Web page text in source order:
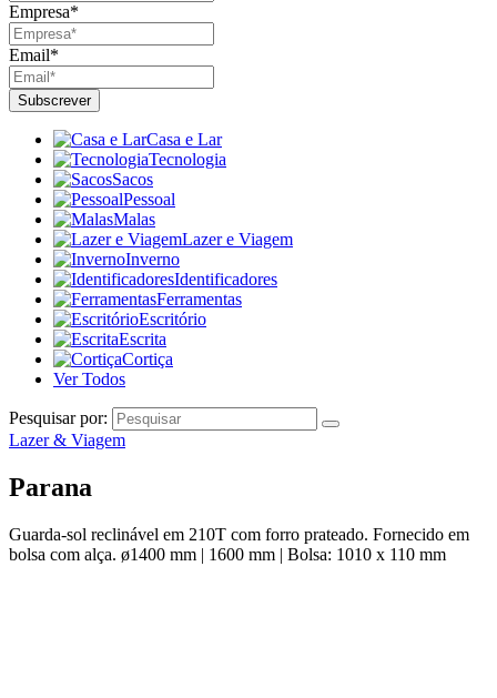
Empresa*
Email*
Casa e Lar
Tecnologia
Sacos
Pessoal
Malas
Lazer e Viagem
Inverno
Identificadores
Ferramentas
Escritório
Escrita
Cortiça
Ver Todos
Pesquisar por:
Lazer & Viagem
Parana
Guarda-sol reclinável em 210T com forro prateado. Fornecido em
bolsa com alça. ø1400 mm | 1600 mm | Bolsa: 1010 x 110 mm